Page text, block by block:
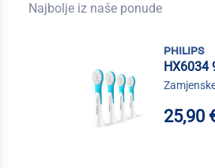
Najbolje iz naše ponude
philips
HX6034
25,90